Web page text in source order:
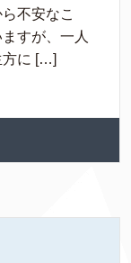
不安なこ
すが、一人
方に […]